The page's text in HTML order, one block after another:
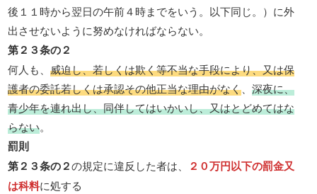
後１１時から翌日の午前４時までをいう。以下同じ。）に外
出させないように努めなければならない。
第２３条の２
何人も、威迫し、若しくは欺く等不当な手段により、又は保
護者の委託若しくは承認その他正当な理由がなく 、深夜に、
青少年を連れ出し、同伴してはいかいし、又はとどめてはな
らない。
罰則
第２３条の２の規定に違反した者は、
２０万円以下の罰金又
は科料に処する